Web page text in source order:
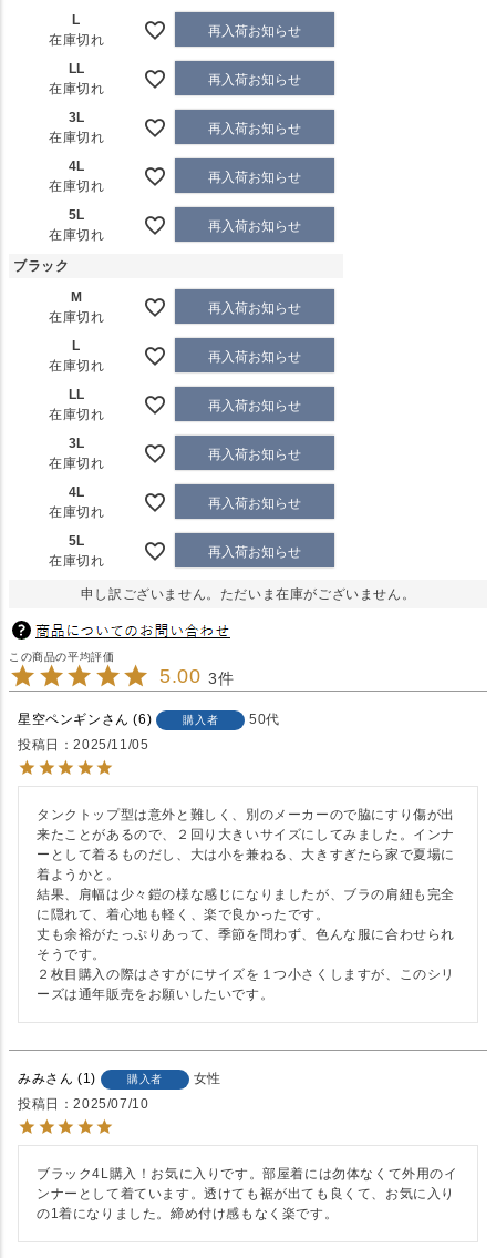
L
在庫切れ
再入荷お知らせ
LL
在庫切れ
再入荷お知らせ
3L
在庫切れ
再入荷お知らせ
4L
在庫切れ
再入荷お知らせ
5L
在庫切れ
再入荷お知らせ
ブラック
M
在庫切れ
再入荷お知らせ
L
在庫切れ
再入荷お知らせ
LL
在庫切れ
再入荷お知らせ
3L
在庫切れ
再入荷お知らせ
4L
在庫切れ
再入荷お知らせ
5L
在庫切れ
再入荷お知らせ
申し訳ございません。ただいま在庫がございません。
5.00 3
星空ペンギン 6 購入者
50代
投稿日
2025/11/05
タンクトップ型は意外と難しく、別のメーカーので脇にすり傷が出
来たことがあるので、２回り大きいサイズにしてみました。インナ
ーとして着るものだし、大は小を兼ねる、大きすぎたら家で夏場に
着ようかと。
結果、肩幅は少々鎧の様な感じになりましたが、ブラの肩紐も完全
に隠れて、着心地も軽く、楽で良かったです。
丈も余裕がたっぷりあって、季節を問わず、色んな服に合わせられ
そうです。
２枚目購入の際はさすがにサイズを１つ小さくしますが、このシリ
ーズは通年販売をお願いしたいです。
みみ 1 購入者
女性
投稿日
2025/07/10
ブラック4L購入！お気に入りです。部屋着には勿体なくて外用のイ
ンナーとして着ています。透けても裾が出ても良くて、お気に入り
の1着になりました。締め付け感もなく楽です。